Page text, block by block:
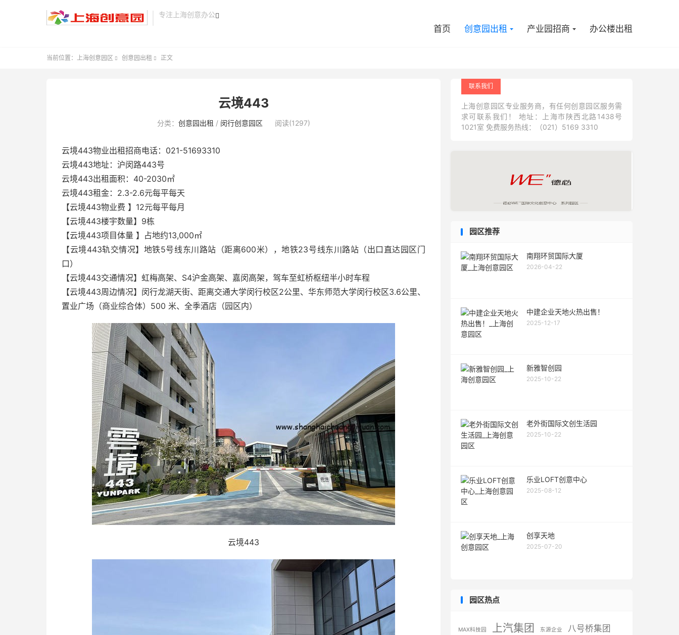
专注上海创意办公 
首页 创意园出租 产业园招商 办公楼出租
当前位置： 上海创意园区  创意园出租  正文
云境443
分类： 创意园出租 / 闵行创意园区 阅读(1297)
云境443物业出租招商电话：021-51693310
云境443地址：沪闵路443号
云境443出租面积：40-2030㎡
云境443租金：2.3-2.6元每平每天
【云境443物业费 】12元每平每月
【云境443楼宇数量】9栋
【云境443项目体量 】占地约13,000㎡
【云境443轨交情况】地铁5号线东川路站（距离600米），地铁23号线东川路站（出口直达园区门
口）
【云境443交通情况】虹梅高架、S4沪金高架、嘉闵高架，驾车至虹桥枢纽半小时车程
【云境443周边情况】闵行龙湖天街、距离交通大学闵行校区2公里、华东师范大学闵行校区3.6公里、
置业广场（商业综合体）500 米、全季酒店（园区内）
云境443
联系我们
上海创意园区专业服务商，有任何创意园区服务需
求可联系我们！ 地址：上海市陕西北路1438号
1021室 免费服务热线：（021）5169 3310
园区推荐
南翔环贸国际大厦
2026-04-22
中建企业天地火热出售！
2025-12-17
新雅智创园
2025-10-22
老外街国际文创生活园
2025-10-22
乐业LOFT创意中心
2025-08-12
创享天地
2025-07-20
园区热点
MAX科技园 上汽集团 东源企业 八号桥集团